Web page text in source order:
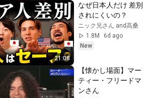
21:08
なぜ日本人だけ 差別
されにくいの？
ニック兄さん and高桑
1.8M
6d ago
New
【懐かし場面】マー
ティー・フリードマ
ンさん